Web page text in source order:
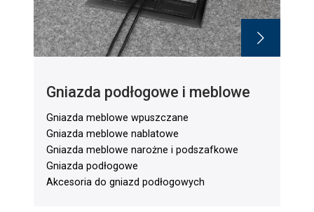
Gniazda podłogowe i meblowe
Gniazda meblowe wpuszczane
Gniazda meblowe nablatowe
Gniazda meblowe narożne i podszafkowe
Gniazda podłogowe
Akcesoria do gniazd podłogowych